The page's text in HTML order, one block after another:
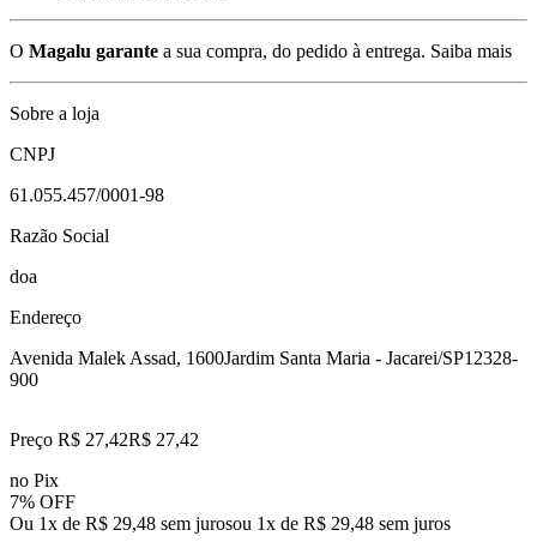
O Magalu garante a sua compra, do pedido à entrega. Saiba mais
Sobre a loja
CNPJ
61.055.457/0001-98
Razão Social
doa
Endereço
Avenida Malek Assad, 1600Jardim Santa Maria - Jacarei/SP12328-
900
Preço R$ 27,42R$ 27,42
no Pix
7% OFF
Ou 1x de R$ 29,48 sem jurosou 1x de R$ 29,48 sem juros